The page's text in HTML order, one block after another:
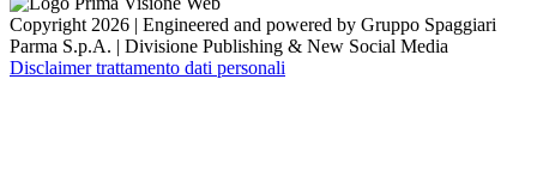
Copyright 2026 | Engineered and powered by Gruppo Spaggiari
Parma S.p.A. | Divisione Publishing & New Social Media
Disclaimer trattamento dati personali